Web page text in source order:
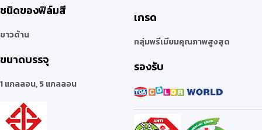
ชนิดของฟิล์มสี
ขาวด้าน
ขนาดบรรจุ
1 แกลลอน, 5 แกลลอน
เกรด
กลุ่มพรีเมียมคุณภาพสูงสุด
รองรับ